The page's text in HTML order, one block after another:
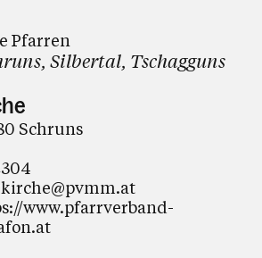
Pfarren
Silbertal, Tschagguns
Schruns
www.pfarrverband-